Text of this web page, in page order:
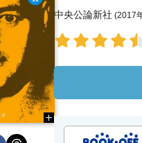
中央公論新社 (2017